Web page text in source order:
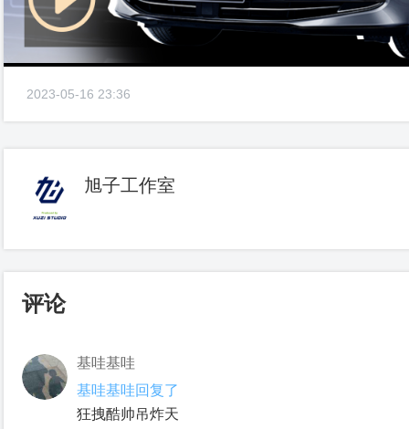
2023-05-16 23:36
旭子工作室
评论
基哇基哇
基哇基哇回复了
狂拽酷帅吊炸天